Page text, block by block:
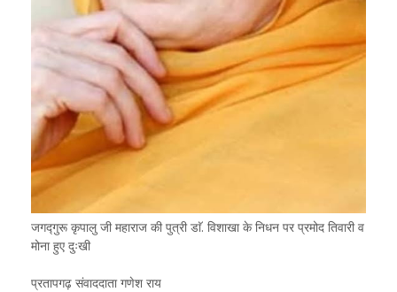
जगद्गुरू कृपालु जी महाराज की पुत्री डाॅ. विशाखा के निधन पर प्रमोद तिवारी व
मोना हुए दुःखी
प्रतापगढ़ संवाददाता गणेश राय